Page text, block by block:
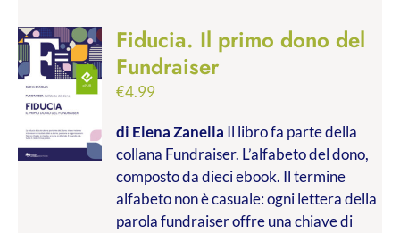
Fiducia. Il primo dono del
Fundraiser
€4.99
di Elena Zanella Il libro fa parte della
collana Fundraiser. L’alfabeto del dono,
composto da dieci ebook. Il termine
alfabeto non è casuale: ogni lettera della
parola fundraiser offre una chiave di